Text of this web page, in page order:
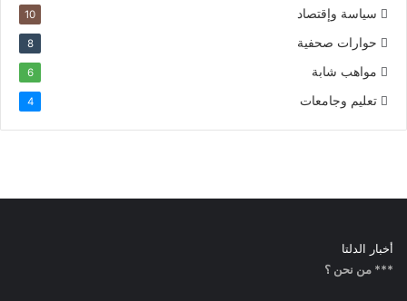
سياسة وإقتصاد 10
حوارات صحفية 8
مواهب شابة 6
تعليم وجامعات 4
أخبار الدلتا
*** من نحن ؟